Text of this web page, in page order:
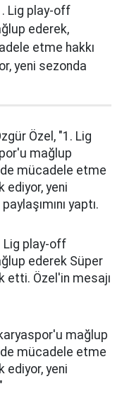
Lig play-off
ederek,
etme hakkı
yeni sezonda
Özel, "1. Lig
mağlup
mücadele etme
ediyor, yeni
paylaşımını yaptı.
Lig play-off
ederek Süper
etti. Özel'in mesajı
mağlup
mücadele etme
ediyor, yeni